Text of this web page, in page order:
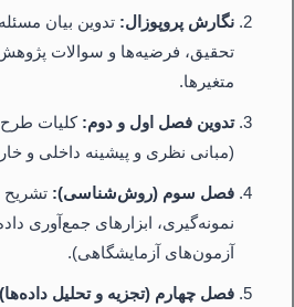
نگارش پروپوزال: تدوین بیان
تحقیق، فرضیه‌ها و سوالات
متغیرها.
تدوین فصل اول و دوم: کلیات
(مبانی نظری و پیشینه داخلی و
فصل سوم (روش‌شناسی): تشریح
نمونه‌گیری، ابزارهای جمع‌آوری
آزمون‌های آزمایشگاهی).
فصل چهارم (تجزیه و تحلیل